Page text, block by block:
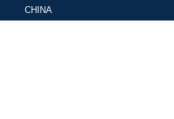
CHINA